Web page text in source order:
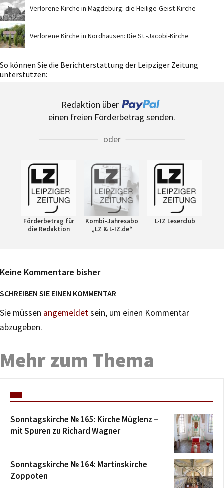
Verlorene Kirche in Magdeburg: die Heilige-Geist-Kirche
Verlorene Kirche in Nordhausen: Die St.-Jacobi-Kirche
So können Sie die Berichterstattung der Leipziger Zeitung
unterstützen:
Redaktion über
einen freien Förderbetrag senden.
oder
Förderbetrag für
die Redaktion
Kombi-Jahresabo
„LZ & L-IZ.de“
L-IZ Leserclub
Keine Kommentare bisher
SCHREIBEN SIE EINEN KOMMENTAR
Sie müssen angemeldetsein, um einen Kommentar
abzugeben.
Mehr zum Thema
Sonntagskirche № 165: Kirche Müglenz –
mit Spuren zu Richard Wagner
Sonntagskirche № 164: Martinskirche
Zoppoten